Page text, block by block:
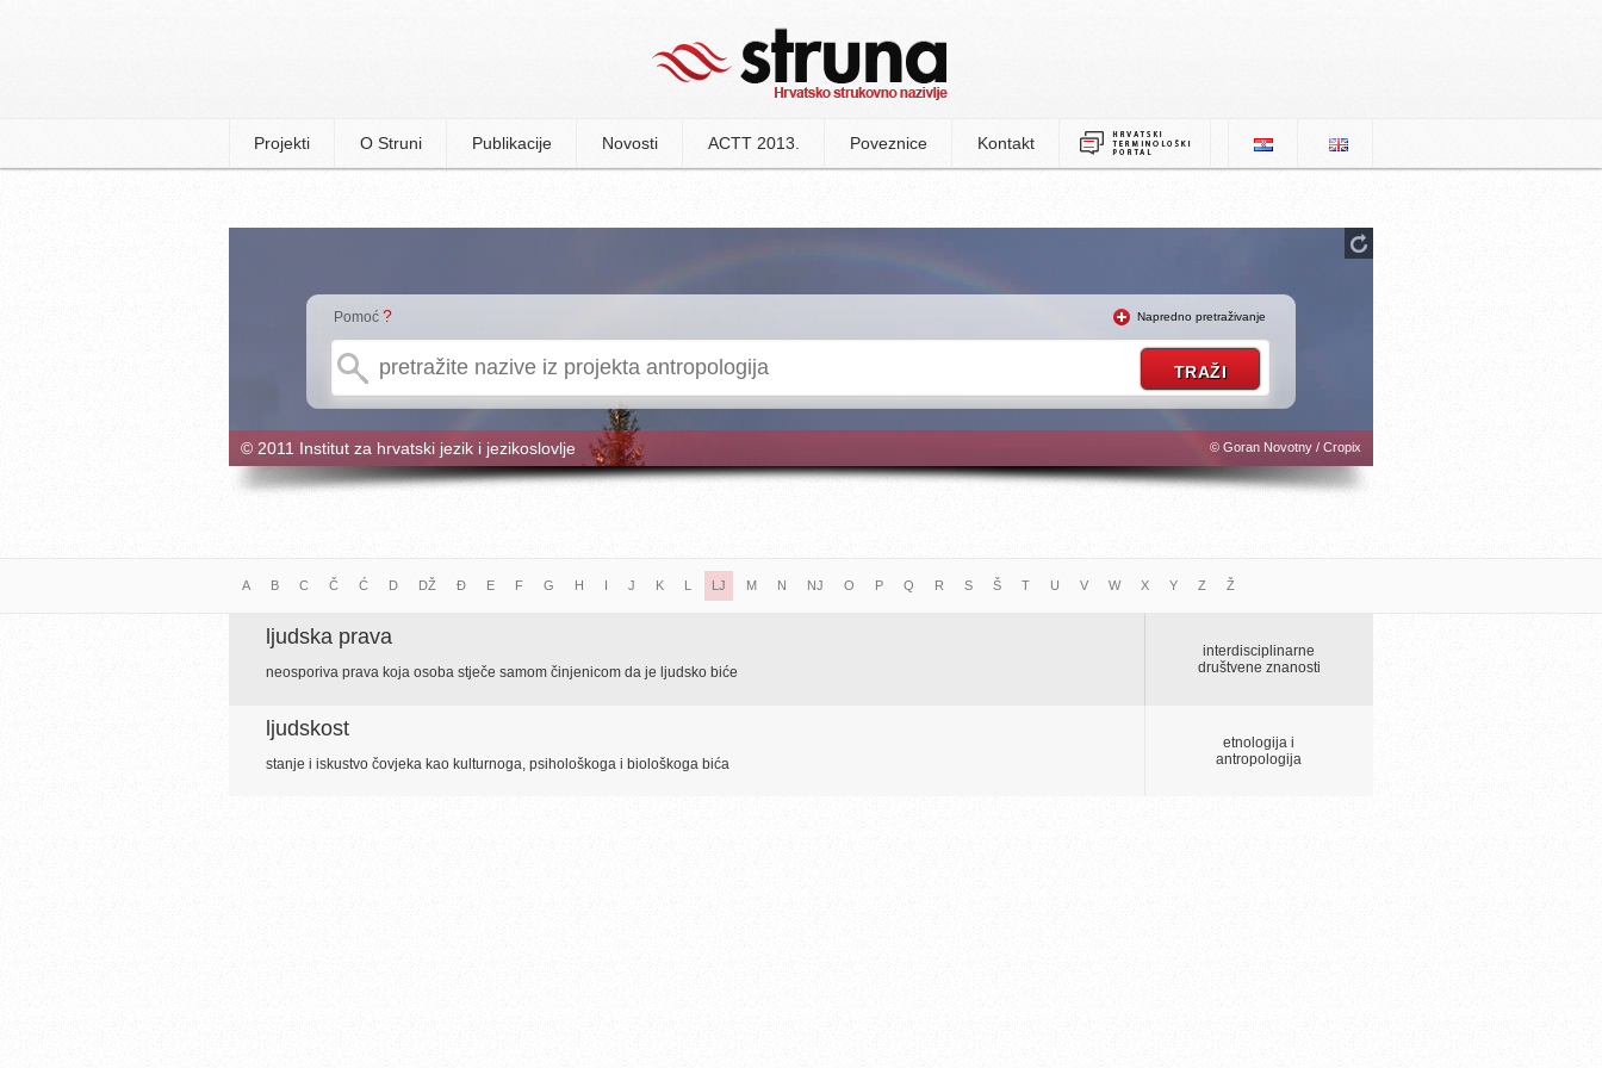
Projekti O Struni Publikacije Novosti ACTT 2013. Poveznice Kontakt
Pomoć ? Napredno pretraživanje
© 2011 Institut za hrvatski jezik i jezikoslovlje © Goran Novotny / Cropix
A B C Č Ć D DŽ Đ E F G H I J K L LJ M N NJ O P Q R S Š T U V W X Y Z Ž
ljudska prava
neosporiva prava koja osoba stječe samom činjenicom da je ljudsko biće
interdisciplinarne
društvene znanosti
ljudskost
stanje i iskustvo čovjeka kao kulturnoga, psihološkoga i biološkoga bića
etnologija i
antropologija